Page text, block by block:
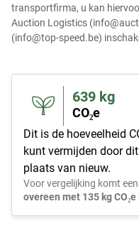
transportfirma, u kan
Auction Logistics
(info@top-speed.be)
639 kg
CO₂e
Dit is de hoeveelheid
kunt vermijden door
plaats van nieuw.
Voor vergelijking komt
overeen met 135 kg CO₂e